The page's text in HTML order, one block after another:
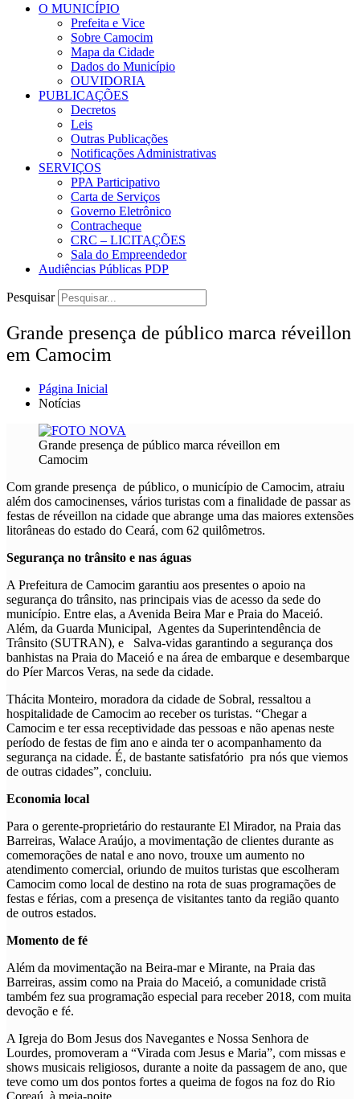
O MUNICÍPIO
Prefeita e Vice
Sobre Camocim
Mapa da Cidade
Dados do Município
OUVIDORIA
PUBLICAÇÕES
Decretos
Leis
Outras Publicações
Notificações Administrativas
SERVIÇOS
PPA Participativo
Carta de Serviços
Governo Eletrônico
Contracheque
CRC – LICITAÇÕES
Sala do Empreendedor
Audiências Públicas PDP
Pesquisar
Grande presença de público marca réveillon
em Camocim
Página Inicial
Notícias
Grande presença de público marca réveillon em
Camocim
Com grande presença de público, o município de Camocim, atraiu
além dos camocinenses, vários turistas com a finalidade de passar as
festas de réveillon na cidade que abrange uma das maiores extensões
litorâneas do estado do Ceará, com 62 quilômetros.
Segurança no trânsito e nas águas
A Prefeitura de Camocim garantiu aos presentes o apoio na
segurança do trânsito, nas principais vias de acesso da sede do
município. Entre elas, a Avenida Beira Mar e Praia do Maceió.
Além, da Guarda Municipal, Agentes da Superintendência de
Trânsito (SUTRAN), e Salva-vidas garantindo a segurança dos
banhistas na Praia do Maceió e na área de embarque e desembarque
do Píer Marcos Veras, na sede da cidade.
Thácita Monteiro, moradora da cidade de Sobral, ressaltou a
hospitalidade de Camocim ao receber os turistas. “Chegar a
Camocim e ter essa receptividade das pessoas e não apenas neste
período de festas de fim ano e ainda ter o acompanhamento da
segurança na cidade. É, de bastante satisfatório pra nós que viemos
de outras cidades”, concluiu.
Economia local
Para o gerente-proprietário do restaurante El Mirador, na Praia das
Barreiras, Walace Araújo, a movimentação de clientes durante as
comemorações de natal e ano novo, trouxe um aumento no
atendimento comercial, oriundo de muitos turistas que escolheram
Camocim como local de destino na rota de suas programações de
festas e férias, com a presença de visitantes tanto da região quanto
de outros estados.
Momento de fé
Além da movimentação na Beira-mar e Mirante, na Praia das
Barreiras, assim como na Praia do Maceió, a comunidade cristã
também fez sua programação especial para receber 2018, com muita
devoção e fé.
A Igreja do Bom Jesus dos Navegantes e Nossa Senhora de
Lourdes, promoveram a “Virada com Jesus e Maria”, com missas e
shows musicais religiosos, durante a noite da passagem de ano, que
teve como um dos pontos fortes a queima de fogos na foz do Rio
Coreaú, à meia-noite.